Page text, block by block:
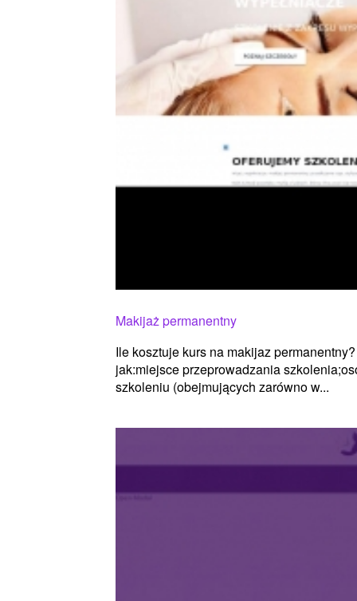
Makijaż permanentny
Ile kosztuje kurs na makijaz
jak:miejsce przeprowadzania
szkoleniu (obejmujących zarówno w...